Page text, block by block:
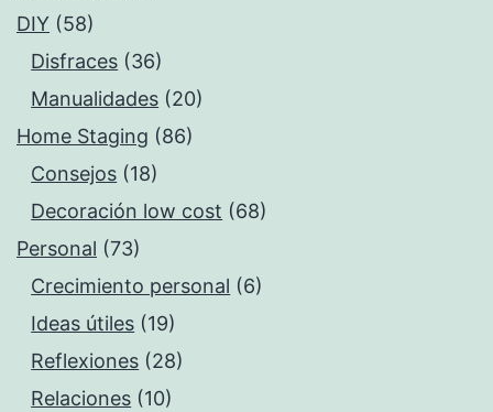
DIY (58)
Disfraces (36)
Manualidades (20)
Home Staging (86)
Consejos (18)
Decoración low cost (68)
Personal (73)
Crecimiento personal (6)
Ideas útiles (19)
Reflexiones (28)
Relaciones (10)